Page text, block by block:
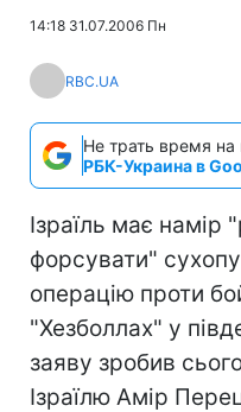
14:18 31.07.2006 Пн
RBC.UA
Не трать время на
РБК-Украина в
Ізраїль має намір
форсувати"
операцію проти
"Хезболлах" у
заяву зробив
Ізраїлю Амір